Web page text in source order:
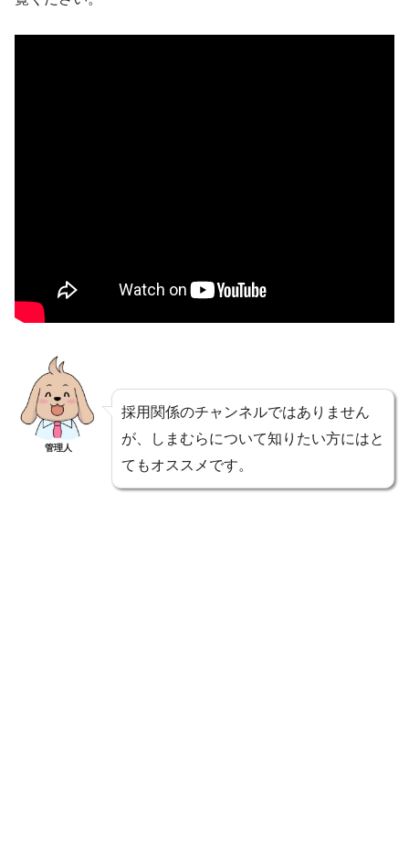
管理人
採用関係のチャンネルではありません
が、しまむらについて知りたい方にはと
てもオススメです。